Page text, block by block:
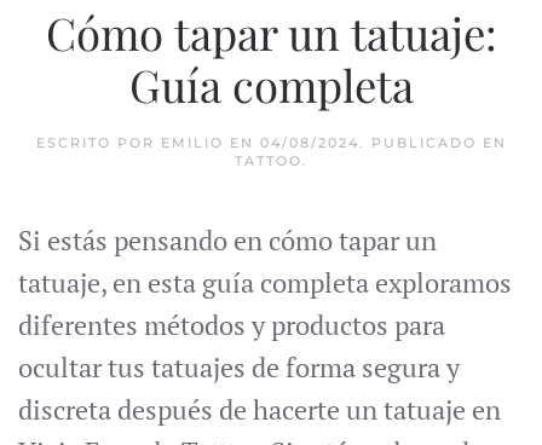
Cómo tapar un tatuaje:
Guía completa
ESCRITO POR EMILIO EN 04/08/2024
. PUBLICADO EN
TATTOO
Si estás pensando en cómo tapar un
tatuaje, en esta guía completa exploramos
diferentes métodos y productos para
ocultar tus tatuajes de forma segura y
discreta después de hacerte un tatuaje en